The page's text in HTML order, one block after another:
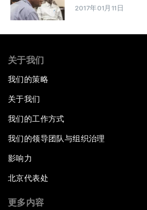
2017年01月11日
关于我们
我们的策略
关于我们
我们的工作方式
我们的领导团队与组织治理
影响力
北京代表处
更多内容